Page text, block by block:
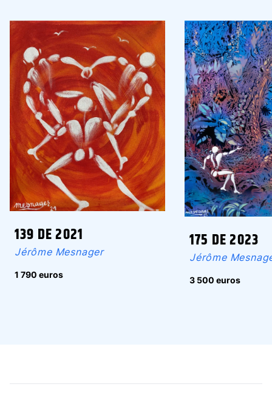
139 DE 2021
Jérôme Mesnager
1 790 euros
175 DE 2023
Jérôme
3 500 euros